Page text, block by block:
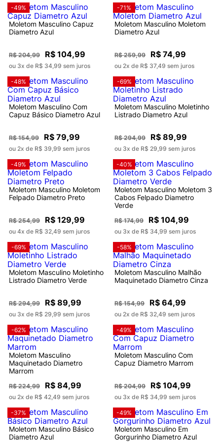
-49%
Moletom Masculino Capuz
Diametro Azul
R$ 204,99 R$ 104,99
ou 3x de R$ 34,99 sem juros
-71%
Moletom Masculino Moletom
Diametro Azul
R$ 259,99 R$ 74,99
ou 2x de R$ 37,49 sem juros
-48%
Moletom Masculino Com
Capuz Básico Diametro Azul
R$ 154,99 R$ 79,99
ou 2x de R$ 39,99 sem juros
-69%
Moletom Masculino Moletinho
Listrado Diametro Azul
R$ 294,99 R$ 89,99
ou 3x de R$ 29,99 sem juros
-49%
Moletom Masculino Moletom
Felpado Diametro Preto
R$ 254,99 R$ 129,99
ou 4x de R$ 32,49 sem juros
-40%
Moletom Masculino Moletom 3
Cabos Felpado Diametro
Verde
R$ 174,99 R$ 104,99
ou 3x de R$ 34,99 sem juros
-69%
Moletom Masculino Moletinho
Listrado Diametro Verde
R$ 294,99 R$ 89,99
ou 3x de R$ 29,99 sem juros
-58%
Moletom Masculino Malhão
Maquinetado Diametro Cinza
R$ 154,99 R$ 64,99
ou 2x de R$ 32,49 sem juros
-62%
Moletom Masculino
Maquinetado Diametro
Marrom
R$ 224,99 R$ 84,99
ou 2x de R$ 42,49 sem juros
-49%
Moletom Masculino Com
Capuz Diametro Marrom
R$ 204,99 R$ 104,99
ou 3x de R$ 34,99 sem juros
-37%
Moletom Masculino Básico
Diametro Azul
-49%
Moletom Masculino Em
Gorgurinho Diametro Azul